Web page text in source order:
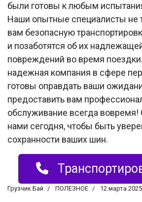
были готовы к любым
Наши опытные специалисты не
вам безопасную
и позаботятся об их
повреждений во время поездки.
надежная компания в сфере
готовы оправдать ваши
предоставить вам
обслуживание всегда вовремя!
нами сегодня, чтобы быть
сохранности ваших шин.
Грузчик Бай ПОЛЕЗНОЕ 12 марта 2025